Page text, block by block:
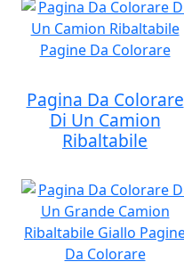
Pagina Da Colorare
Di Un Camion
Ribaltabile